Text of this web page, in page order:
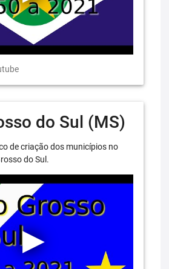
do Sul (MS)
de criação dos municípios no
do Sul.